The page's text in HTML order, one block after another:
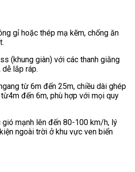
gỉ hoặc thép mạ kẽm, chống ăn
(khung giàn) với các thanh giằng
dễ lắp ráp.
từ 6m đến 25m, chiều dài ghép
đến 6m, phù hợp với mọi quy
gió mạnh lên đến 80-100 km/h, lý
ngoài trời ở khu vực ven biển